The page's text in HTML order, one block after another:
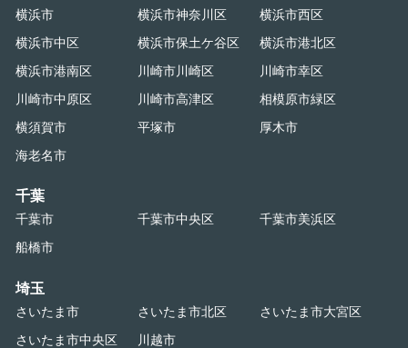
横浜市 横浜市神奈川区
横浜市西区
横浜市中区
横浜市保土ケ谷区
横浜市港北区
横浜市港南区
川崎市川崎区
川崎市幸区
川崎市中原区
川崎市高津区
相模原市緑区
横須賀市
平塚市
厚木市
海老名市
千葉
千葉市 千葉市中央区
千葉市美浜区
船橋市
埼玉
さいたま市 さいたま市北区
さいたま市大宮区
さいたま市中央区
川越市